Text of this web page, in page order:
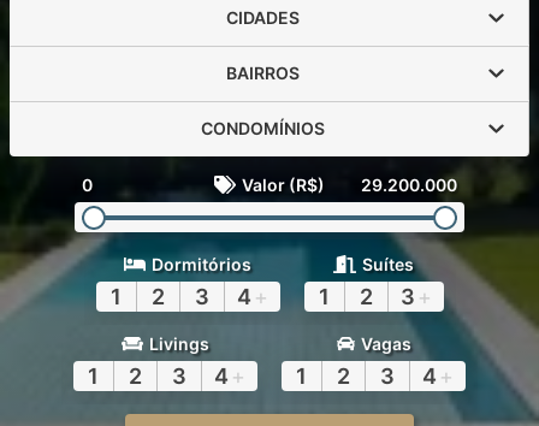
CIDADES
BAIRROS
CONDOMÍNIOS
0 Valor (R$) 29.200.000
Dormitórios
1 2 3 4 +
Suítes
1 2 3 +
Livings
1 2 3 4 +
Vagas
1 2 3 4 +